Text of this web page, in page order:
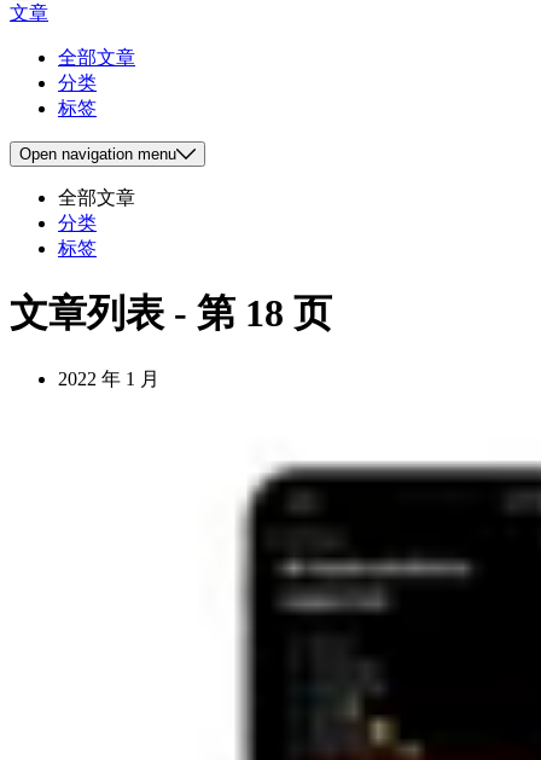
文章
全部文章
分类
标签
Open navigation menu
全部文章
分类
标签
文章列表 - 第 18 页
2022 年 1 月